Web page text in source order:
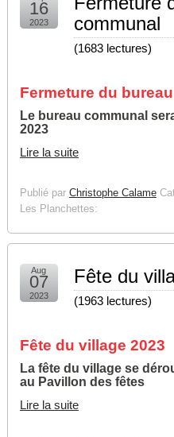
communal
(1683 lectures)
16
2023
Fermeture du
Le bureau communal
2023
Lire la suite
Publié par Christophe Calame
Les Planchettes:
Fête du
(1963 lectures)
Aug
07
2023
Fête du village 2023
La fête du village se
au Pavillon des fêtes
Lire la suite